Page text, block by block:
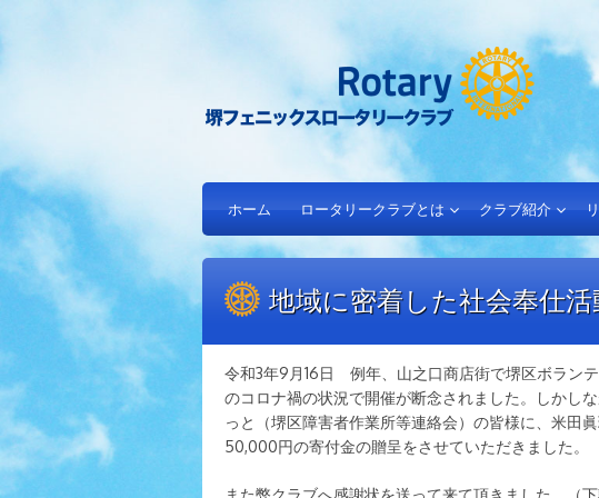
ホーム ロータリークラブとは クラブ紹介
地域に密着した社会奉仕活
令和3年9月16日 例年、山之口商店街で堺区ボラン
のコロナ禍の状況で開催が断念されました。しかし
っと（堺区障害者作業所等連絡会）の皆様に、米田
50,000円の寄付金の贈呈をさせていただきました。
また弊クラブへ感謝状を送って来て頂きました。（下